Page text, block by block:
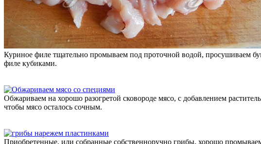
Куриное филе тщательно промываем под проточной водой, просушиваем
филе кубиками.
Обжариваем на хорошо разогретой сковороде мясо, с добавлением
чтобы мясо осталось сочным.
Приобретенные, или собранные собственноручно грибы, хорошо